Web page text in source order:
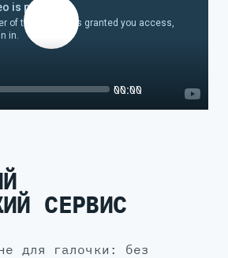
Play
Seek Current
00:00
ToggleToggle
СЕРВИС